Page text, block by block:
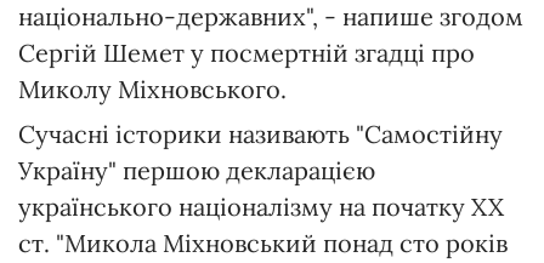
національно-державних", - напише згодом
Сергій Шемет у посмертній згадці про
Миколу Міхновського.
Сучасні історики називають "Самостійну
Україну" першою декларацією
українського націоналізму на початку XX
ст. "Микола Міхновський понад сто років